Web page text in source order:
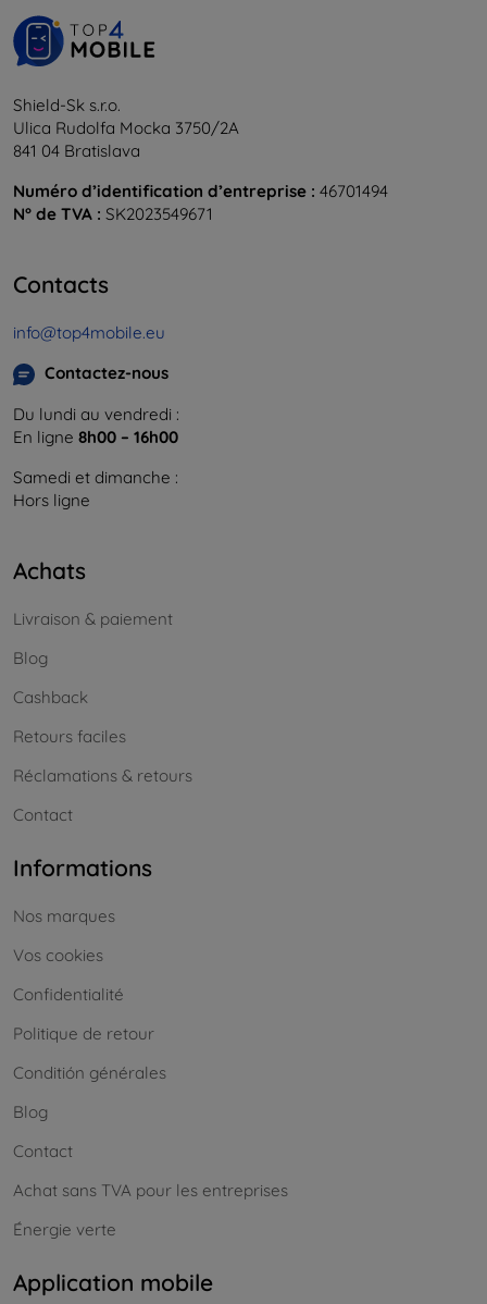
Shield-Sk s.r.o.
Ulica Rudolfa Mocka 3750/2A
841 04 Bratislava
Numéro d’identification d’entreprise : 46701494
N° de TVA : SK2023549671
Contacts
info@top4mobile.eu
Contactez-nous
Du lundi au vendredi :
En ligne 8h00 – 16h00
Samedi et dimanche :
Hors ligne
Achats
Livraison & paiement
Blog
Cashback
Retours faciles
Réclamations & retours
Contact
Informations
Nos marques
Vos cookies
Confidentialité
Politique de retour
Conditión générales
Blog
Contact
Achat sans TVA pour les entreprises
Énergie verte
Application mobile